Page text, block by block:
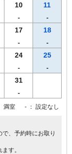
10
-
11
-
17
-
18
-
24
-
25
-
31
-
満室 - ： 設定なし
、予約時にお取り
す。